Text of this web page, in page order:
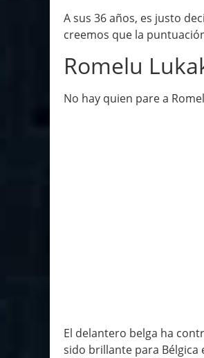
A sus 36 años, es justo
creemos que la
Romelu
No hay quien pare a
El delantero belga ha
sido brillante para Bélgica